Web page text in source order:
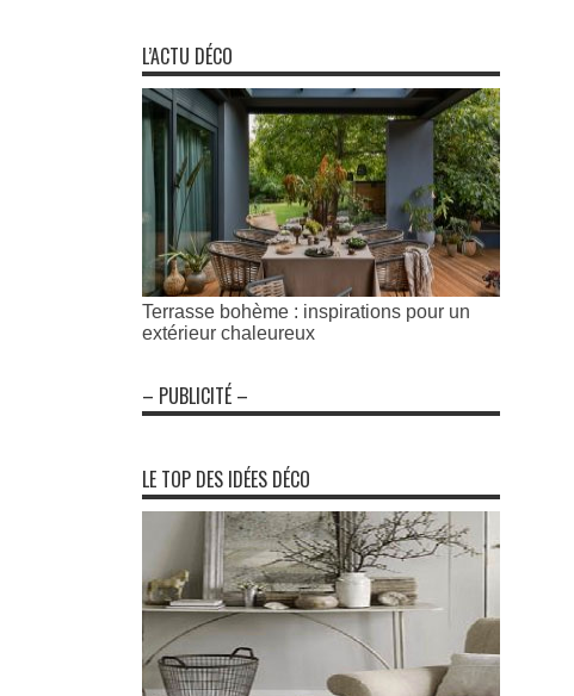
L’ACTU DÉCO
Terrasse bohème : inspirations pour un
extérieur chaleureux
– PUBLICITÉ –
LE TOP DES IDÉES DÉCO